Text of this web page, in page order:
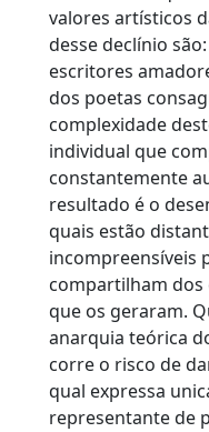
valores artísticos
desse declínio
escritores
dos poetas
complexidade
individual que
constantemente
resultado é o
quais estão
incompreensíveis
compartilham
que os geraram.
anarquia teórica
corre o risco de
qual expressa
representante de